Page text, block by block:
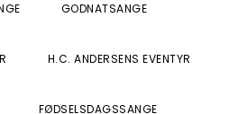
GODNATSANGE
H.C. ANDERSENS EVENTYR
FØDSELSDAGSSANGE